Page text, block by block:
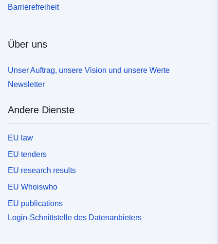
Barrierefreiheit
Über uns
Unser Auftrag, unsere Vision und unsere Werte
Newsletter
Andere Dienste
EU law
EU tenders
EU research results
EU Whoiswho
EU publications
Login-Schnittstelle des Datenanbieters